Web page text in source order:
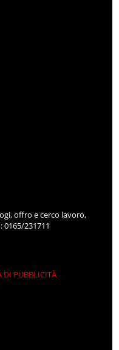
offro e cerco lavoro,
231711
DI PUBBLICITÀ